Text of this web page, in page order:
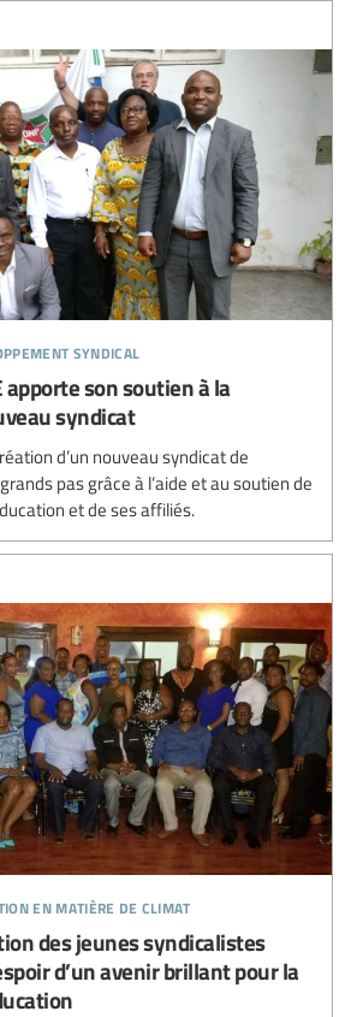
syndical
apporte son soutien à la
syndicat
d’un nouveau syndicat de
pas grâce à l’aide et au soutien de
et de ses affiliés.
en matière de climat
des jeunes syndicalistes
d’un avenir brillant pour la